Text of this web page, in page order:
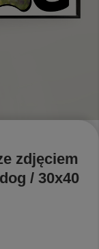
zdjęciem
/ 30x40